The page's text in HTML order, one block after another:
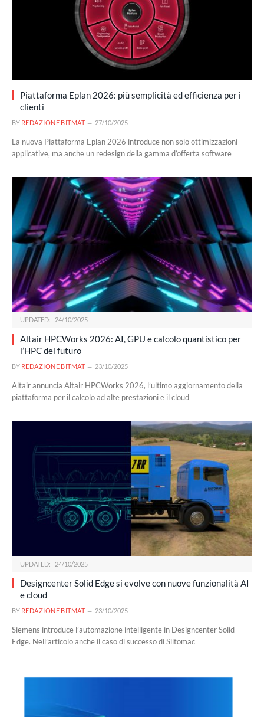
Piattaforma Eplan 2026: più semplicità ed efficienza per i
clienti
BY REDAZIONE BITMAT 27/10/2025
La nuova Piattaforma Eplan 2026 introduce non solo ottimizzazioni
applicative, ma anche un redesign della gamma d’offerta software
UPDATED: 24/10/2025
Altair HPCWorks 2026: AI, GPU e calcolo quantistico per
l’HPC del futuro
BY REDAZIONE BITMAT 23/10/2025
Altair annuncia Altair HPCWorks 2026, l’ultimo aggiornamento della
piattaforma per il calcolo ad alte prestazioni e il cloud
UPDATED: 24/10/2025
Designcenter Solid Edge si evolve con nuove funzionalità AI
e cloud
BY REDAZIONE BITMAT 23/10/2025
Siemens introduce l’automazione intelligente in Designcenter Solid
Edge. Nell’articolo anche il caso di successo di Siltomac